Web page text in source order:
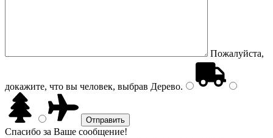
Пожалуйста,
докажите, что вы человек, выбрав Дерево.
Спасибо за Ваше сообщение!